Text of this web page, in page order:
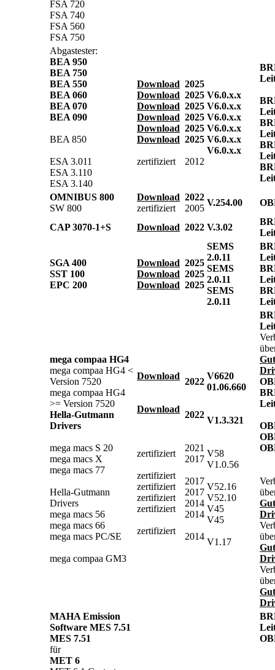
FSA 720
FSA 740
FSA 560
FSA 750
Abgastester:
BEA 950
BEA 750
BEA 550
BEA 060
BEA 070
BEA 090
BEA 850
ESA 3.011
ESA 3.110
ESA 3.140
Download
Download
Download
Download
Download
Download
zertifiziert
2025
2025
2025
2025
2025
2025
2012
V6.0.x.x
V6.0.x.x
V6.0.x.x
V6.0.x.x
V6.0.x.x
V6.0.x.x
OMNIBUS 800
SW 800
Download
zertifiziert
2022
2005
V.254.00
CAP 3070-1+S Download 2022 V.3.02
SGA 400
SST 100
EPC 200
Download
Download
Download
2025
2025
2025
SEMS
2.0.11
SEMS
2.0.11
SEMS
2.0.11
mega compaa HG4
mega compaa HG4 <
Version 7520
mega compaa HG4
>= Version 7520
Hella-Gutmann
Drivers
mega macs S 20
mega macs X
mega macs 77
Hella-Gutmann
Drivers
mega macs 56
mega macs 66
mega macs PC/SE
mega compaa GM3
Download
Download
zertifiziert
zertifiziert
zertifiziert
zertifiziert
zertifiziert
zertifiziert
2022
2022
2021
2017
2017
2017
2014
2014
2014
V6620
01.06.660
V1.3.321
V58
V1.0.56
V52.16
V52.10
V45
V45
V1.17
MAHA Emission
Software MES 7.51
MES 7.51
für
MET 6